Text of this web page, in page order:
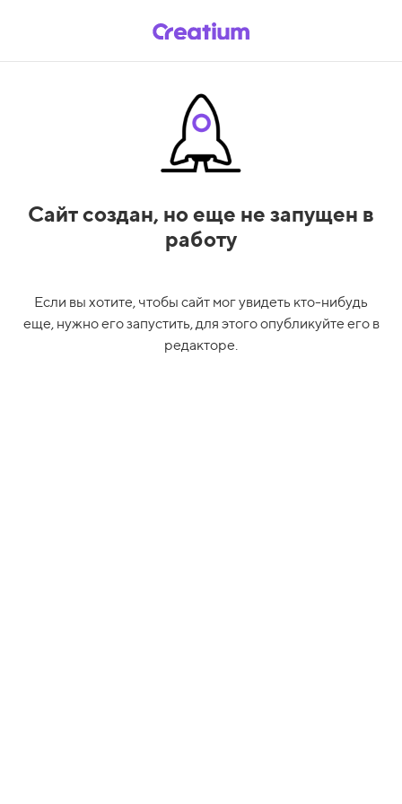
Сайт создан, но еще не запущен в
работу
Если вы хотите, чтобы сайт мог увидеть кто-нибудь
еще, нужно его запустить, для этого опубликуйте его в
редакторе.